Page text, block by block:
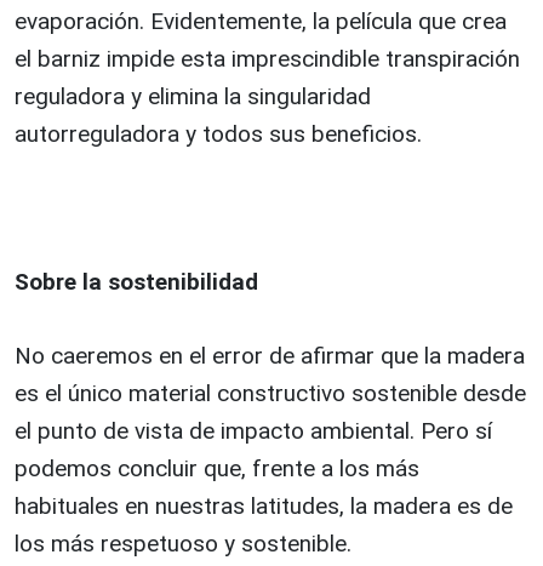
evaporación. Evidentemente, la película que crea
el barniz impide esta imprescindible transpiración
reguladora y elimina la singularidad
autorreguladora y todos sus beneficios.
Sobre la sostenibilidad
No caeremos en el error de afirmar que la madera
es el único material constructivo sostenible desde
el punto de vista de impacto ambiental. Pero sí
podemos concluir que, frente a los más
habituales en nuestras latitudes, la madera es de
los más respetuoso y sostenible.